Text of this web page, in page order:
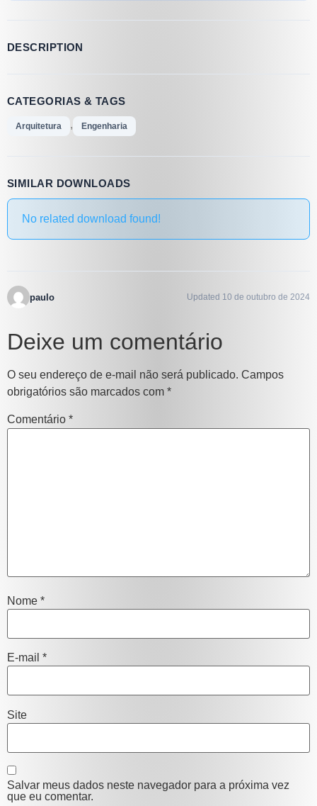
DESCRIPTION
CATEGORIAS & TAGS
Arquitetura , Engenharia
SIMILAR DOWNLOADS
No related download found!
paulo Updated 10 de outubro de 2024
Deixe um comentário
O seu endereço de e-mail não será publicado. Campos
obrigatórios são marcados com *
Comentário *
Nome *
E-mail *
Site
Salvar meus dados neste navegador para a próxima vez
que eu comentar.